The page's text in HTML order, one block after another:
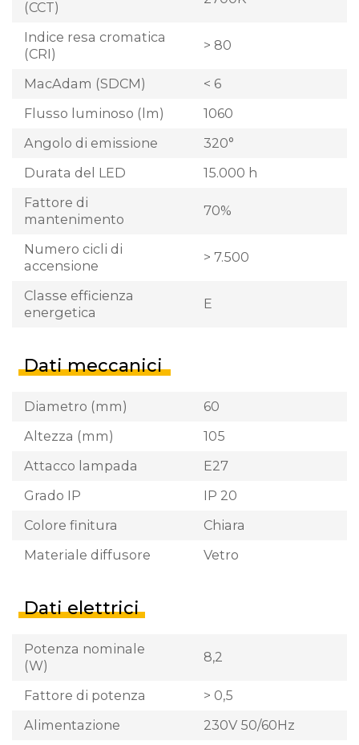
(CCT)
Indice resa cromatica
(CRI)
> 80
MacAdam (SDCM)
< 6
Flusso luminoso (lm)
1060
Angolo di emissione
320°
Durata del LED
15.000 h
Fattore di
mantenimento
70%
Numero cicli di
accensione
> 7.500
Classe efficienza
energetica
E
Dati meccanici
Diametro (mm)
60
Altezza (mm)
105
Attacco lampada
E27
Grado IP
IP 20
Colore finitura
Chiara
Materiale diffusore
Vetro
Dati elettrici
Potenza nominale
(W)
8,2
Fattore di potenza
> 0,5
Alimentazione
230V 50/60Hz